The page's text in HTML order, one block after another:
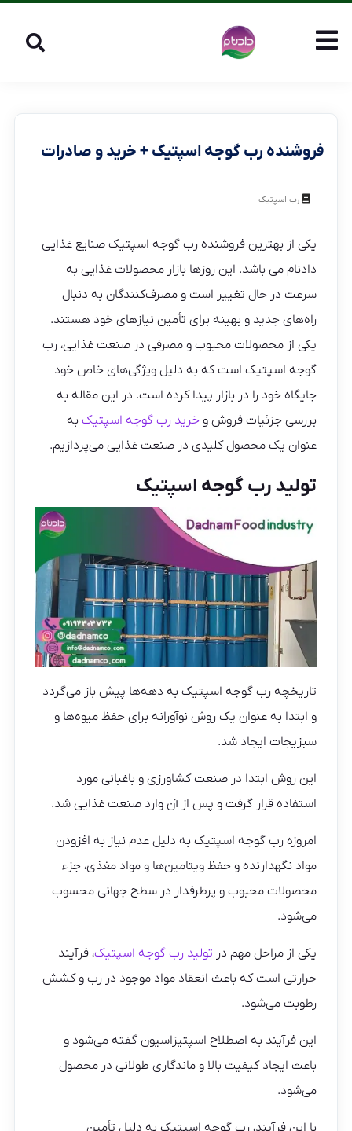
فروشنده رب گوجه اسپتیک + خرید و صادرات
رب اسپتیک
یکی از بهترین فروشنده رب گوجه اسپتیک صنایع غذایی
دادنام می باشد. این روزها بازار محصولات غذایی به
سرعت در حال تغییر است و مصرف‌کنندگان به دنبال
راه‌های جدید و بهینه برای تأمین نیازهای خود هستند.
یکی از محصولات محبوب و مصرفی در صنعت غذایی، رب
گوجه اسپتیک است که به دلیل ویژگی‌های خاص خود
جایگاه خود را در بازار پیدا کرده است. در این مقاله به
بررسی جزئیات فروش وخرید رب گوجه اسپتیک به
عنوان یک محصول کلیدی در صنعت غذایی می‌پردازیم.
تولید رب گوجه اسپتیک
تاریخچه رب گوجه اسپتیک به دهه‌ها پیش باز می‌گردد
و ابتدا به عنوان یک روش نوآورانه برای حفظ میوه‌ها و
سبزیجات ایجاد شد.
این روش ابتدا در صنعت کشاورزی و باغبانی مورد
استفاده قرار گرفت و پس از آن وارد صنعت غذایی شد.
امروزه رب گوجه اسپتیک به دلیل عدم نیاز به افزودن
مواد نگهدارنده و حفظ ویتامین‌ها و مواد مغذی، جزء
محصولات محبوب و پرطرفدار در سطح جهانی محسوب
می‌شود.
یکی از مراحل مهم در تولید رب گوجه اسپتیک، فرآیند
حرارتی است که باعث انعقاد مواد موجود در رب و کشش
رطوبت می‌شود.
این فرآیند به اصطلاح اسپتیزاسیون گفته می‌شود و
باعث ایجاد کیفیت بالا و ماندگاری طولانی در محصول
می‌شود.